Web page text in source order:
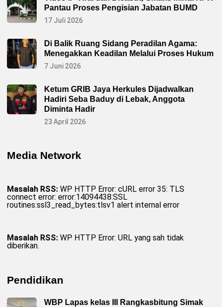
Pantau Proses Pengisian Jabatan BUMD
17 Juli 2026
Di Balik Ruang Sidang Peradilan Agama:
Menegakkan Keadilan Melalui Proses Hukum
7 Juni 2026
Ketum GRIB Jaya Herkules Dijadwalkan
Hadiri Seba Baduy di Lebak, Anggota
Diminta Hadir
23 April 2026
Media Network
Masalah RSS: WP HTTP Error: cURL error 35: TLS
connect error: error:14094438:SSL
routines:ssl3_read_bytes:tlsv1 alert internal error
Masalah RSS: WP HTTP Error: URL yang sah tidak
diberikan.
Pendidikan
WBP Lapas kelas III Rangkasbitung Simak